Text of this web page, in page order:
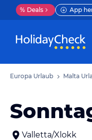
% Deals App
Europa Urlaub Malta
Valletta/Xlokk